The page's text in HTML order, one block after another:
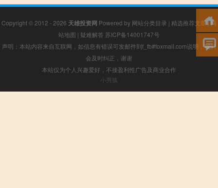
Copyright © 2012 - 2026 天雄投资网 Powered by 网站分类目录 | 精选推荐文章 |网
站地图 | 疑难解答 苏ICP备14001747号
声明：本站内容来自互联网，如信息有错误可发邮件到f_fb#foxmail.com说明，我们
会及时纠正，谢谢
本站仅为个人兴趣爱好，不接盈利性广告及商业合作
小男孩